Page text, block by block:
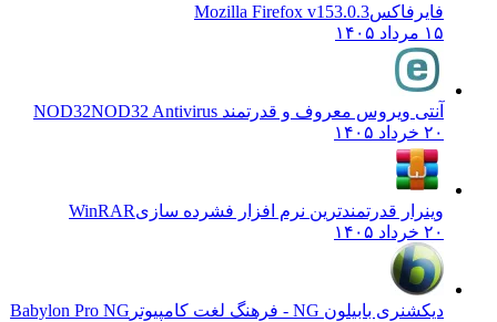
فایرفاکس Mozilla Firefox v153.0.3
آنتی ویروس معروف و قدرتمند NOD32NOD32 Antivirus
وینرار قدرتمندترین نرم افزار فشرده سازی WinRAR
دیکشنری بابیلون NG - فرهنگ لغت کامپیوتر
Babylon Pro NG